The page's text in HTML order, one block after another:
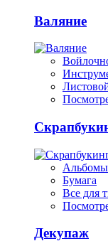
Валяние
Альбомы
Бумага
Все для
Декупаж